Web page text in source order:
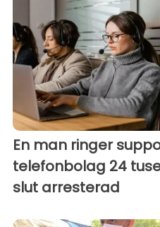
En man ringer
telefonbolag 24
slut arresterad